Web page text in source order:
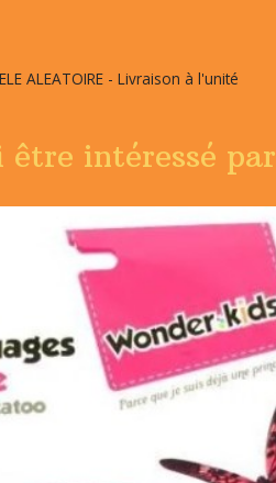
ALEATOIRE - Livraison à l'unité
être intéressé par